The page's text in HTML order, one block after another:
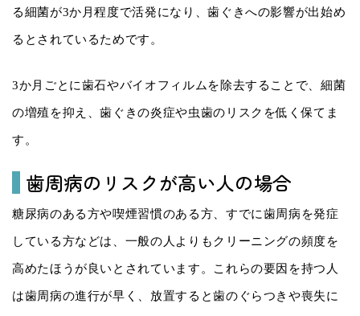
る細菌が3か月程度で活発になり、歯ぐきへの影響が出始め
るとされているためです。
3か月ごとに歯石やバイオフィルムを除去することで、細菌
の増殖を抑え、歯ぐきの炎症や虫歯のリスクを低く保てま
す。
歯周病のリスクが高い人の場合
糖尿病のある方や喫煙習慣のある方、すでに歯周病を発症
している方などは、一般の人よりもクリーニングの頻度を
高めたほうが良いとされています。これらの要因を持つ人
は歯周病の進行が早く、放置すると歯のぐらつきや喪失に